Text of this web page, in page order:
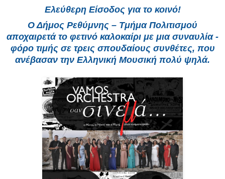
Ελεύθερη Είσοδος για το κοινό!
Ο Δήμος Ρεθύμνης – Τμήμα Πολιτισμού
αποχαιρετά το φετινό καλοκαίρι με μια συναυλία -
φόρο τιμής σε τρεις σπουδαίους συνθέτες, που
ανέβασαν την Ελληνική Μουσική πολύ ψηλά.